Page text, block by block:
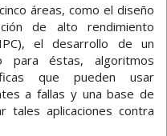
áreas, como el diseño
de alto rendimiento
el desarrollo de un
para éstas, algoritmos
que pueden usar
a fallas y una base de
tales aplicaciones contra